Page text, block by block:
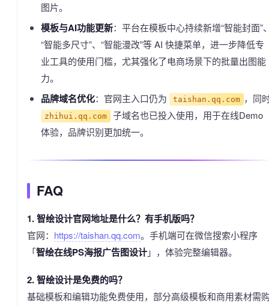
图片。
模板与AI功能更新：平台在模板中心持续新增“智能封面”
“智能多尺寸”、“智能漫改”等 AI 快捷菜单，进一步降低专
业工具的使用门槛，尤其强化了电商场景下的批量出图能
力。
品牌域名优化：官网主入口仍为 taishan.qq.com ，同
zhihui.qq.com
子域名也已投入使用，用于在线Demo
体验，品牌识别更加统一。
FAQ
1. 智绘设计官网地址是什么？有手机版吗？
官网： https://taishan.qq.com。手机端可在微信搜索小程序
「智绘在线PS海报广告图设计」，体验完整编辑器。
2. 智绘设计是免费的吗？
基础模板和编辑功能免费使用，部分高级模板和商用素材需